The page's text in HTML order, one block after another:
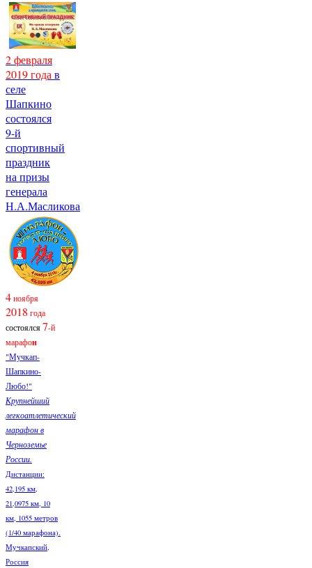
2 февраля
2019 годав
селе
Шапкино
состоялся
9-й
спортивный
праздник
на призы
генерала
Н.А.Масликова
4ноября
2018 года
состоялся7-й
марафон
"Мучкап-
Шапкино-
Любо!"
Крупнейший
легкоатлетический
марафон в
Черноземье
России.
Дистанции:
42,195 км,
21,0975 км, 10
км, 1055 метров
(1/40 марафона).
Мучкапский,
Россия